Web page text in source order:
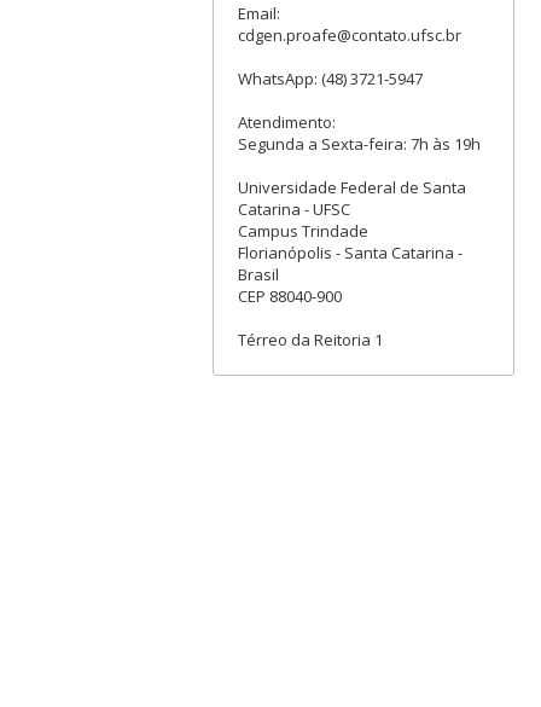
Email:
cdgen.proafe@contato.ufsc.br
WhatsApp: (48) 3721-5947
Atendimento:
Segunda a Sexta-feira: 7h às 19h
Universidade Federal de Santa
Catarina - UFSC
Campus Trindade
Florianópolis - Santa Catarina -
Brasil
CEP 88040-900
Térreo da Reitoria 1